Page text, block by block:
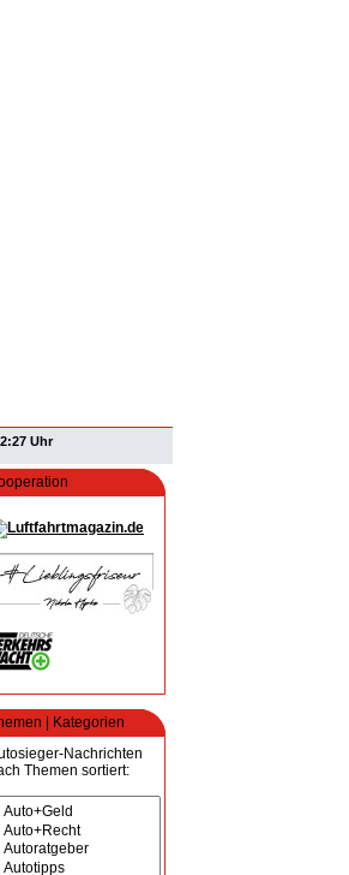
Uhr
| Kategorien
Nachrichten
Themen sortiert: